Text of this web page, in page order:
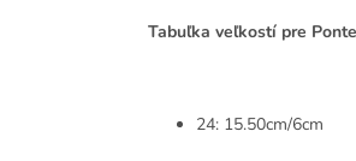
Tabuľka veľkostí pre
24: 15.50cm/6cm